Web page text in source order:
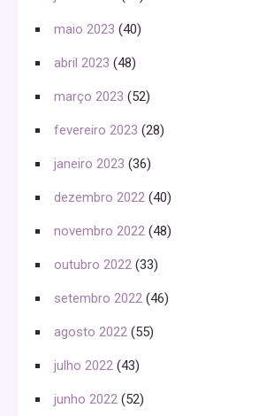
maio 2023 (40)
abril 2023 (48)
março 2023 (52)
fevereiro 2023 (28)
janeiro 2023 (36)
dezembro 2022 (40)
novembro 2022 (48)
outubro 2022 (33)
setembro 2022 (46)
agosto 2022 (55)
julho 2022 (43)
junho 2022 (52)